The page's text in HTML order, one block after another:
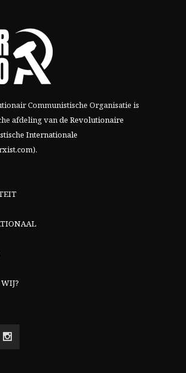
Communistische Organisatie is
afdeling vande Revolutionaire
Internationale
.